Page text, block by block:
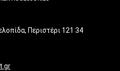
Περιστέρι 121 34